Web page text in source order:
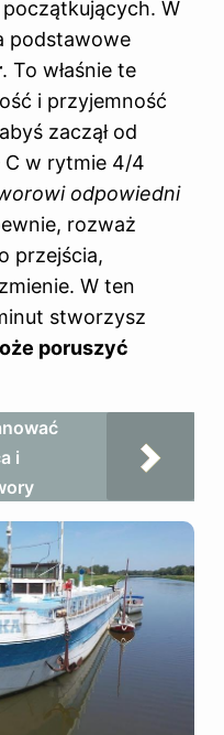
W
podstawowe
. To właśnie te
i przyjemność
zaczął od
C w rytmie 4/4
odpowiedni
rozważ
przejścia,
W ten
stworzysz
poruszyć
i